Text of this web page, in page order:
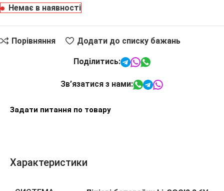
Немає в наявності
Порівняння Додати до списку бажань
Поділитись:
Зв’язатися з нами:
Задати питання по товару
Характеристики